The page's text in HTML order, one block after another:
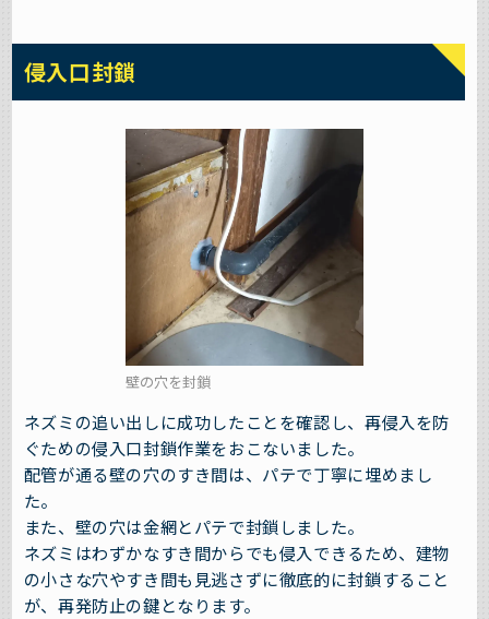
侵入口封鎖
壁の穴を封鎖
ネズミの追い出しに成功したことを確認し、再侵入を防
ぐための侵入口封鎖作業をおこないました。
配管が通る壁の穴のすき間は、パテで丁寧に埋めまし
た。
また、壁の穴は金網とパテで封鎖しました。
ネズミはわずかなすき間からでも侵入できるため、建物
の小さな穴やすき間も見逃さずに徹底的に封鎖すること
が、再発防止の鍵となります。